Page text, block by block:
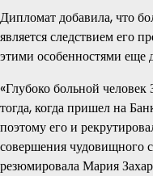
Дипломат добавила, что
является следствием его
этими особенностями еще
«Глубоко больной
тогда, когда пришел на
поэтому его и
совершения чудовищного
резюмировала Мария